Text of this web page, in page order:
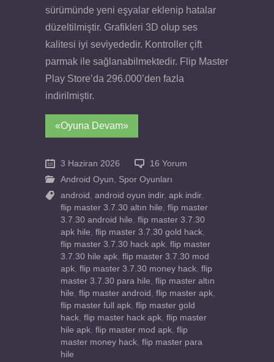
sürümünde yeni eşyalar eklenip hatalar
düzeltilmiştir. Grafikleri 3D olup ses
kalitesi iyi seviyededir. Kontroller çift
parmak ile sağlanabilmektedir. Flip Master
Play Store’da 296.000’den fazla
indirilmiştir.
«Oyuna Devam»
3 Haziran 2026
16 Yorum
Android Oyun
Spor Oyunları
android
android oyun indir, apk indir,
flip master 3.7.30 altın hile flip master
3.7.30 android hile flip master 3.7.30
apk hile flip master 3.7.30 gold hack
flip master 3.7.30 hack apk flip master
3.7.30 hile apk flip master 3.7.30 mod
apk flip master 3.7.30 money hack flip
master 3.7.30 para hile flip master altın
hile flip master android flip master apk
flip master full apk flip master gold
hack flip master hack apk flip master
hile apk flip master mod apk flip
master money hack flip master para
hile